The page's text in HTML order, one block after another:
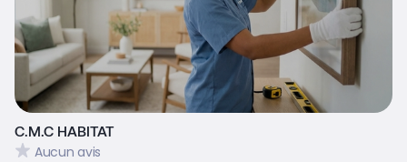
C.M.C HABITAT
Aucun avis